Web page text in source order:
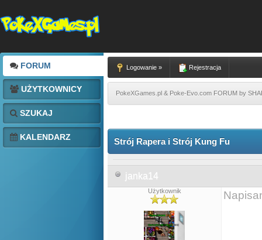
FORUM
UŻYTKOWNICY
SZUKAJ
KALENDARZ
Logowanie » Rejestracja
PokeXGames.pl & Poke-Evo.com FORUM by
Strój Rapera i Strój Kung Fu
janka14
Użytkownik